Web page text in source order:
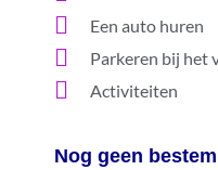
Een auto huren
Parkeren bij het
Activiteiten
Nog geen